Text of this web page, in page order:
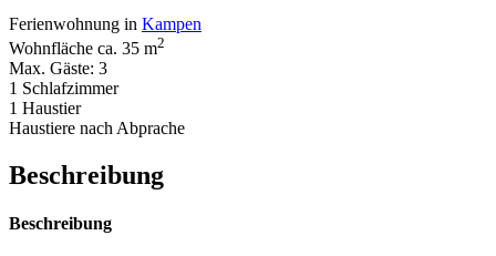
Ferienwohnung in Kampen
Wohnfläche ca. 35 m2
Max. Gäste: 3
1 Schlafzimmer
1 Haustier
Haustiere nach Abprache
Beschreibung
Beschreibung